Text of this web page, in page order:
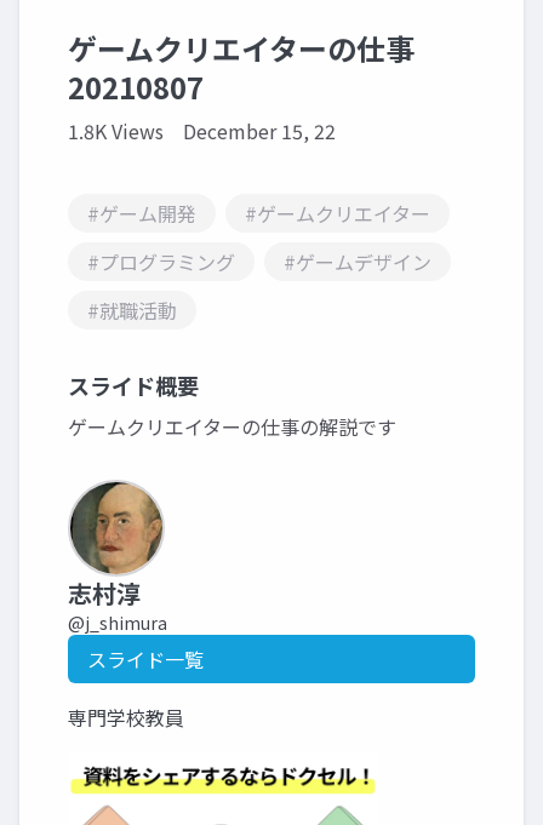
ゲームクリエイターの仕事
20210807
1.8K Views December 15, 22
#ゲーム開発
#ゲームクリエイター
#プログラミング
#ゲームデザイン
#就職活動
スライド概要
ゲームクリエイターの仕事の解説です
志村淳
@j_shimura
スライド一覧
専門学校教員